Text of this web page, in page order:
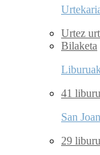
Urtez
Bilaketa
41
San
29